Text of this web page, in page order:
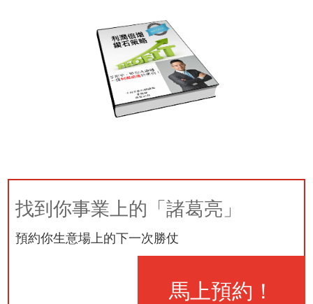
找到你事業上的「諸葛亮」​
預約你生意場上的下一次勝仗​
馬上預約！